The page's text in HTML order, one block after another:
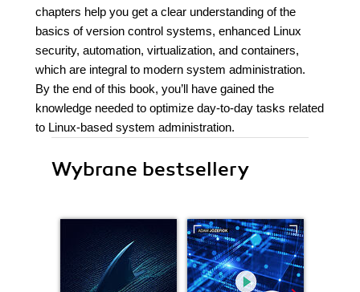
chapters help you get a clear understanding of the
basics of version control systems, enhanced Linux
security, automation, virtualization, and containers,
which are integral to modern system administration.
By the end of this book, you’ll have gained the
knowledge needed to optimize day-to-day tasks related
to Linux-based system administration.
Wybrane bestsellery